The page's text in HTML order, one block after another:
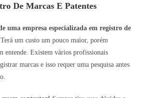
De Marcas E Patentes
uma empresa especializada em registro de
Terá um custo um pouco maior, porém
entende. Existem vários profissionais
marcas e isso requer uma pesquisa antes